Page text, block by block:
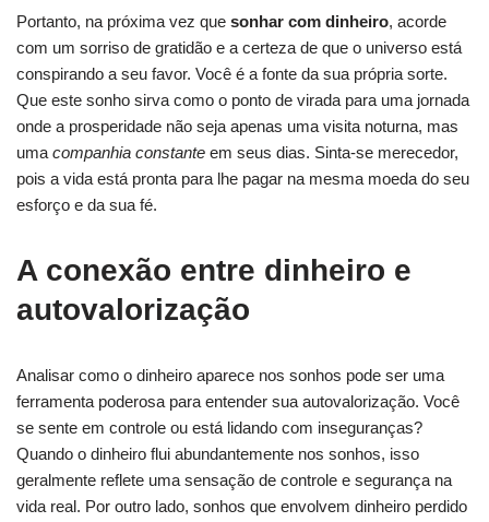
Portanto, na próxima vez que sonhar com dinheiro, acorde
com um sorriso de gratidão e a certeza de que o universo está
conspirando a seu favor. Você é a fonte da sua própria sorte.
Que este sonho sirva como o ponto de virada para uma jornada
onde a prosperidade não seja apenas uma visita noturna, mas
uma companhia constante em seus dias. Sinta-se merecedor,
pois a vida está pronta para lhe pagar na mesma moeda do seu
esforço e da sua fé.
A conexão entre dinheiro e
autovalorização
Analisar como o dinheiro aparece nos sonhos pode ser uma
ferramenta poderosa para entender sua autovalorização. Você
se sente em controle ou está lidando com inseguranças?
Quando o dinheiro flui abundantemente nos sonhos, isso
geralmente reflete uma sensação de controle e segurança na
vida real. Por outro lado, sonhos que envolvem dinheiro perdido